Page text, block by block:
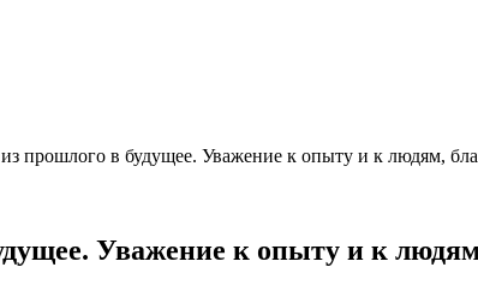
прошлого в будущее. Уважение к опыту и к людям,
Уважение к опыту и к